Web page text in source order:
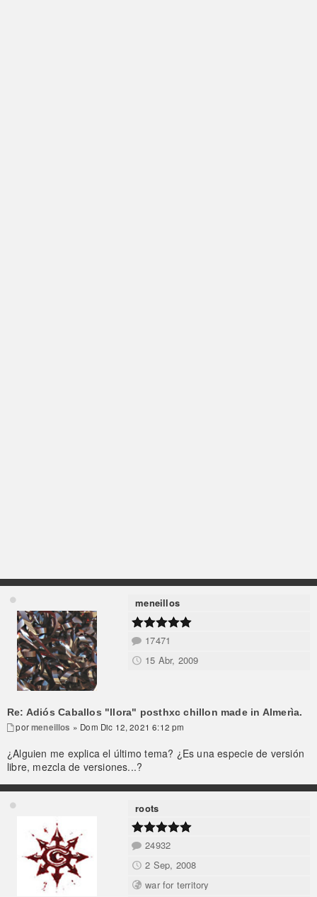
meneillos
17471
15 Abr, 2009
Re: Adiós Caballos "llora" posthxc chillon made in Almerìa.
pormeneillos » Dom Dic 12, 2021 6:12 pm
¿Alguien me explica el último tema? ¿Es una especie de versión
libre, mezcla de versiones...?
roots
24932
2 Sep, 2008
war for territory